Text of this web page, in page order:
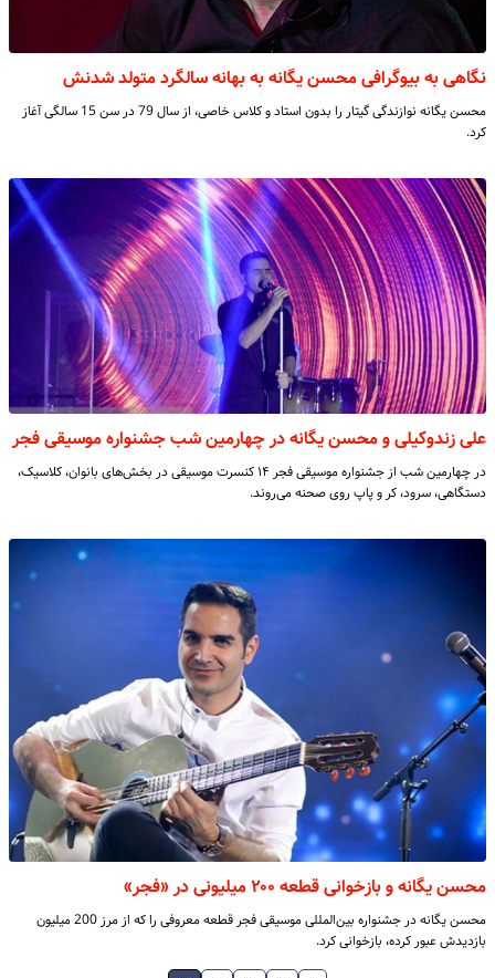
نگاهی به بیوگرافی محسن یگانه به بهانه سالگرد متولد شدنش
محسن یگانه نوازندگی گیتار را بدون استاد و کلاس خاصی، از سال 79 در سن 15 سالگی آغاز
کرد.
علی‌ زندوکیلی و محسن یگانه در چهارمین شب جشنواره موسیقی فجر
در چهارمین شب از جشنواره موسیقی فجر ۱۴ کنسرت موسیقی در بخش‌های بانوان، کلاسیک،
دستگاهی، سرود، کر و پاپ روی صحنه می‌روند.
محسن یگانه و بازخوانی قطعه ۲۰۰ میلیونی‌ در «فجر»
محسن یگانه در جشنواره بین‌المللی موسیقی فجر قطعه معروفی را که از مرز 200 میلیون
بازدیدش عبور کرده، بازخوانی کرد.